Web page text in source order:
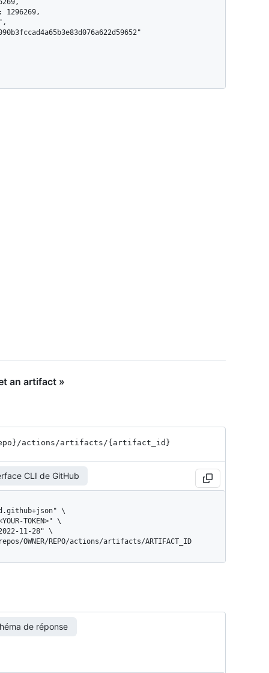
an artifact »
/actions /artifacts /{artifact_ id}
CLI de GitHub
OWNER/REPO/actions/artifacts/ARTIFACT_ID
de réponse